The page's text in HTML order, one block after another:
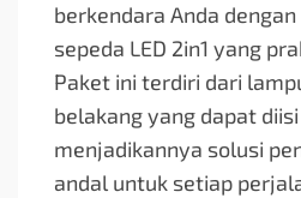
berkendara Anda
sepeda LED 2in1 yang
Paket ini terdiri dari
belakang yang dapat
menjadikannya solusi
andal untuk setiap